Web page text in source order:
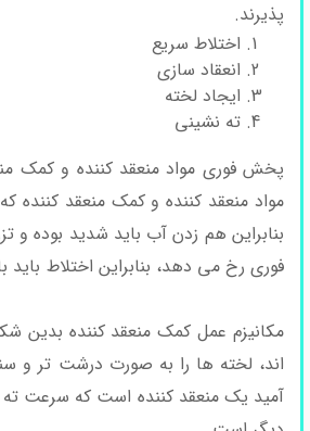
پذیرند.
اختلاط سریع
انعقاد سازی
ایجاد لخته
ته نشینی
پخش فوری مواد منعقد کننده و کمک
مواد منعقد کننده و کمک منعقد
بنابراین هم زدن آب باید شدید بوده و
فوری رخ می دهد، بنابراین اختلاط باید با سرعت بالایی رخ
مکانیزم عمل کمک منعقد کننده بدین
اند، لخته ها را به صورت درشت تر و
آمید یک منعقد کننده است که سرعت ته